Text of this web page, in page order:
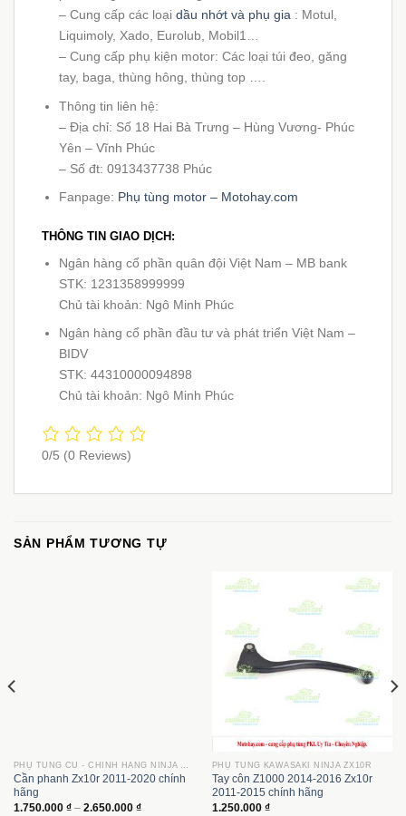
– Cung cấp các loại dầu nhớt và phụ gia : Motul,
Liquimoly, Xado, Eurolub, Mobil1…
– Cung cấp phụ kiện motor: Các loại túi đeo, găng
tay, baga, thùng hông, thùng top ….
Thông tin liên hệ:
– Địa chỉ: Số 18 Hai Bà Trưng – Hùng Vương- Phúc
Yên – Vĩnh Phúc
– Số đt: 0913437738 Phúc
Fanpage: Phụ tùng motor – Motohay.com
THÔNG TIN GIAO DỊCH:
Ngân hàng cổ phần quân đội Việt Nam – MB bank
STK: 1231358999999
Chủ tài khoản: Ngô Minh Phúc
Ngân hàng cổ phần đầu tư và phát triển Việt Nam –
BIDV
STK: 44310000094898
Chủ tài khoản: Ngô Minh Phúc
0/5 (0 Reviews)
SẢN PHẨM TƯƠNG TỰ
Cần phanh Zx10r 2011-2020 chính
hãng
1.750.000 ₫ – 2.650.000 ₫Khoảng
PHỤ TÙNG KAWASAKI NINJA ZX10R
Tay côn Z1000 2014-2016 Zx10r
2011-2015 chính hãng
1.250.000 ₫